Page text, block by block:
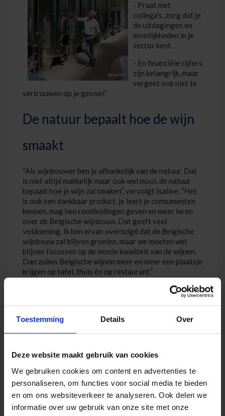
Toestemming Details Over
Deze website maakt gebruik van cookies
We gebruiken cookies om content en advertenties te
personaliseren, om functies voor social media te bieden
en om ons websiteverkeer te analyseren. Ook delen we
informatie over uw gebruik van onze site met onze
- Praat met
collega's, zorg dat je
de uitdagingen en
moeilijkheden in je
sector kent.
- En financiële cijfers
zijn belangrijk, maar
vergeet ook niet te
vertrouwen op je gevoel.”
De natuur bepaalt hoe de wijn
smaakt
“Als wijnbouwer ben je afhankelijk van de natuur. Dat
is niet altijd makkelijk maar ook wel mooi, de natuur
bepaalt hoe je wijn zal smaken”, vervolgt Isaline. “Het
is ook een dankbaar product, je leert je consumenten
kennen, mag hen rondleidingen geven en meer leren
over de Belgische wijnbouw. Dat geeft veel
voldoening. Ik ben ervan overtuigd dat de Belgische
wijnbouw zal blijven groeien, maar we moeten wel
blijven focussen op de mooie kwaliteit van de wijnen.
Dan zullen Belgische wijnen meer en meer een plaatsje
krijgen op tafel, thuis én op restaurant.”